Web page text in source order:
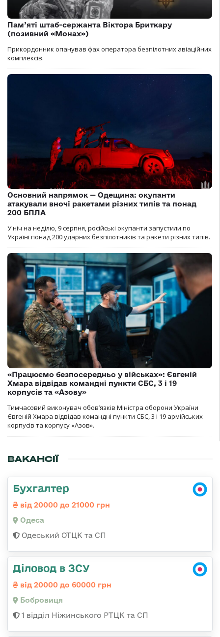
Пам’яті штаб-сержанта Віктора Бриткару
(позивний «Монах»)
Прикордонник опанував фах оператора безпілотних авіаційних
комплексів.
Основний напрямок — Одещина: окупанти
атакували вночі ракетами різних типів та понад
200 БПЛА
У ніч на неділю, 9 серпня, російські окупанти запустили по
Україні понад 200 ударних безпілотників та ракети різних типів.
«Працюємо безпосередньо у військах»: Євгеній
Хмара відвідав командні пункти СБС, 3 і 19
корпусів та «Азову»
Тимчасовий виконувач обов’язків Міністра оборони України
Євгеній Хмара відвідав командні пункти СБС, 3 і 19 армійських
корпусів та корпусу «Азов».
ВАКАНСІЇ
Бухгалтер
від 20000 до 21000 грн
Одеса
Одеський ОТЦК та СП
Діловод в ЗСУ
від 20000 до 60000 грн
Бобровиця
1 відділ Ніжинського РТЦК та СП